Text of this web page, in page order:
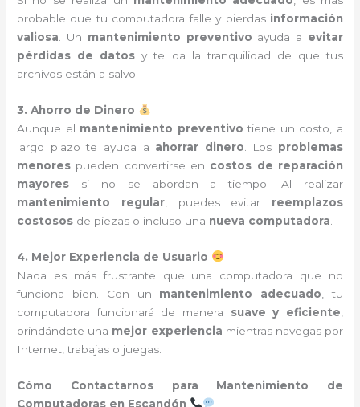
probable que tu computadora falle y pierdas información
valiosa . Un mantenimiento preventivo ayuda a evitar
pérdidas de datos y te da la tranquilidad de que tus
archivos están a salvo.
3. Ahorro de Dinero
Aunque el mantenimiento preventivo tiene un costo, a
largo plazo te ayuda a ahorrar dinero . Los problemas
menores pueden convertirse en costos de reparación
mayores si no se abordan a tiempo. Al realizar
mantenimiento regular, puedes evitar reemplazos
costosos de piezas o incluso una nueva computadora
4. Mejor Experiencia de Usuario
Nada es más frustrante que una computadora que no
funciona bien. Con un mantenimiento adecuado , tu
computadora funcionará de manera suave y eficiente
brindándote una mejor experiencia mientras navegas por
Internet, trabajas o juegas.
Cómo Contactarnos para Mantenimiento de
Computadoras en Escandón